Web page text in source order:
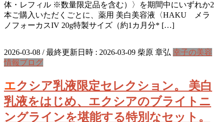
体・レフィル ※数量限定品を含む）〉を期間中にいずれか2
本ご購入いただくごとに、薬用 美白美容液〈HAKU メラ
ノフォーカスIV 20g特製サイズ（約1カ月分* […]
2026-03-08 / 最終更新日時 : 2026-03-09 柴原 章弘 幸子の美容
情報ブログ
エクシア乳液限定セレクション。 美白
乳液をはじめ、エクシアのブライトニ
ングラインを堪能する特別なセット。